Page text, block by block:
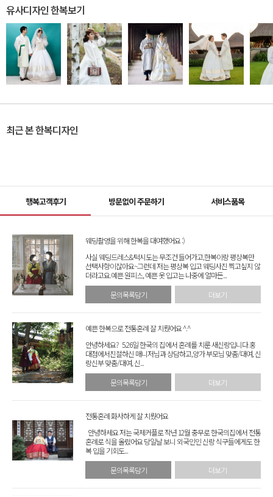
유사디자인 한복보기
최근 본 한복디자인
행복고객후기 방문없이 주문하기 서비스품목
웨딩촬영을 위해 한복을 대여했어요 :)
사실 웨딩드레스&턱시도는 무조건 들어가고,한복이랑 평상복만
선택사항이잖아요~그런데 저는 평상복 입고 웨딩사진 찍고싶지 않
더라고요.예쁜 원피스, 예쁜 옷 입고는 나중에 얼마든...
문의목록담기
더보기
예쁜 한복으로 전통혼례 잘 치뤘어요 ^.^
안녕하세요? 5.26일 한국의 집에서 혼례를 치룬 새신랑입니다.홍
대점에서친절하신 매니저님과 상담하고,양가 부모님 맞춤/대여, 신
랑신부 맞춤/대여, 신...
문의목록담기
더보기
전통혼례 화사하게 잘 치뤘어요
안녕하세요 저는 국제커플로 작년 12월 충무로 한국의집에서 전통
혼례로 식을 올렸어요 당일날 보니 외국인인 신랑 식구들에게도 한
복 입을 기회도...
문의목록담기
더보기